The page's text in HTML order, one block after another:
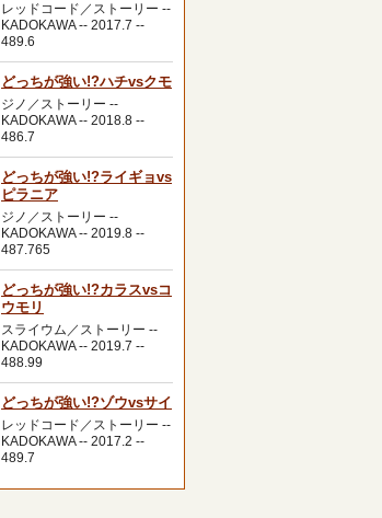
レッドコード／ストーリー --
KADOKAWA -- 2017.7 --
489.6
どっちが強い!?ハチvsクモ
ジノ／ストーリー --
KADOKAWA -- 2018.8 --
486.7
どっちが強い!?ライギョvs
ピラニア
ジノ／ストーリー --
KADOKAWA -- 2019.8 --
487.765
どっちが強い!?カラスvsコ
ウモリ
スライウム／ストーリー --
KADOKAWA -- 2019.7 --
488.99
どっちが強い!?ゾウvsサイ
レッドコード／ストーリー --
KADOKAWA -- 2017.2 --
489.7